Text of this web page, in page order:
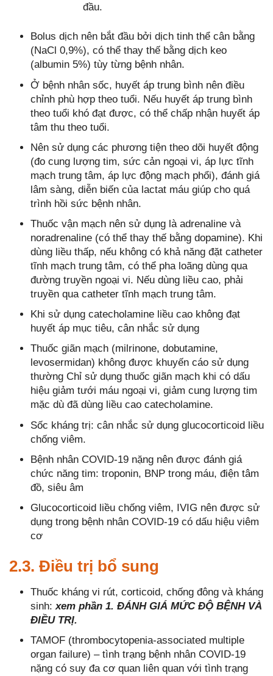
đầu.
Bolus dịch nên bắt đầu bởi dịch tinh thể cân bằng
(NaCl 0,9%), có thể thay thế bằng dịch keo
(albumin 5%) tùy từng bệnh nhân.
Ở bệnh nhân sốc, huyết áp trung bình nên điều
chỉnh phù hợp theo tuổi. Nếu huyết áp trung bình
theo tuổi khó đạt được, có thể chấp nhận huyết áp
tâm thu theo tuổi.
Nên sử dụng các phương tiện theo dõi huyết động
(đo cung lượng tim, sức cản ngoại vi, áp lực tĩnh
mạch trung tâm, áp lực động mạch phổi), đánh giá
lâm sàng, diễn biến của lactat máu giúp cho quá
trình hồi sức bệnh nhân.
Thuốc vận mạch nên sử dụng là adrenaline và
noradrenaline (có thể thay thế bằng dopamine). Khi
dùng liều thấp, nếu không có khả năng đặt catheter
tĩnh mạch trung tâm, có thể pha loãng dùng qua
đường truyền ngoại vi. Nếu dùng liều cao, phải
truyền qua catheter tĩnh mạch trung tâm.
Khi sử dụng catecholamine liều cao không đạt
huyết áp mục tiêu, cân nhắc sử dụng
Thuốc giãn mạch (milrinone, dobutamine,
levosermidan) không được khuyến cáo sử dụng
thường Chỉ sử dụng thuốc giãn mạch khi có dấu
hiệu giảm tưới máu ngoại vi, giảm cung lượng tim
mặc dù đã dùng liều cao catecholamine.
Sốc kháng trị: cân nhắc sử dụng glucocorticoid liều
chống viêm.
Bệnh nhân COVID-19 nặng nên được đánh giá
chức năng tim: troponin, BNP trong máu, điện tâm
đồ, siêu âm
Glucocorticoid liều chống viêm, IVIG nên được sử
dụng trong bệnh nhân COVID-19 có dấu hiệu viêm
cơ
2.3. Điều trị bổ sung
Thuốc kháng vi rút, corticoid, chống đông và kháng
sinh:xem phần 1. ĐÁNH GIÁ MỨC ĐỘ BỆNH VÀ
ĐIỀU TRỊ.
TAMOF (thrombocytopenia-associated multiple
organ failure) – tình trạng bệnh nhân COVID-19
nặng có suy đa cơ quan liên quan với tình trạng